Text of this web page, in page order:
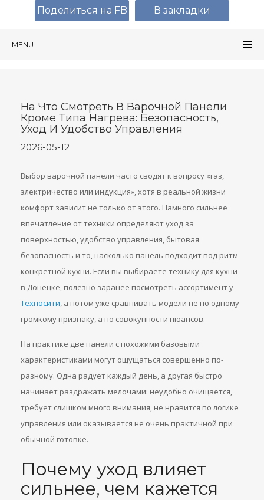
MENU
На Что Смотреть В Варочной Панели
Кроме Типа Нагрева: Безопасность,
Уход И Удобство Управления
2026-05-12
Выбор варочной панели часто сводят к вопросу «газ,
электричество или индукция», хотя в реальной жизни
комфорт зависит не только от этого. Намного сильнее
впечатление от техники определяют уход за
поверхностью, удобство управления, бытовая
безопасность и то, насколько панель подходит под ритм
конкретной кухни. Если вы выбираете технику для кухни
в Донецке, полезно заранее посмотреть ассортимент у
Техносити, а потом уже сравнивать модели не по одному
громкому признаку, а по совокупности нюансов.
На практике две панели с похожими базовыми
характеристиками могут ощущаться совершенно по-
разному. Одна радует каждый день, а другая быстро
начинает раздражать мелочами: неудобно очищается,
требует слишком много внимания, не нравится по логике
управления или оказывается не очень практичной при
обычной готовке.
Почему уход влияет
сильнее, чем кажется
Поделиться на FB В закладки